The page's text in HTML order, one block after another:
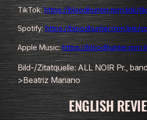
TikTok:https://bloodhunter.rpm.link/
Spotify:https://bloodhunter.rpm.link/
Apple Music:https://
Bild-/Zitatquelle: ALL NOIR Pr.,
>Beatriz Mariano
ENGLISH